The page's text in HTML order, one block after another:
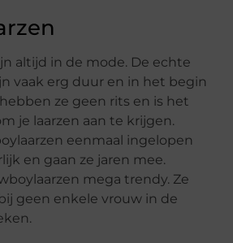
altijd in de mode. De echte
vaak erg duur en in het begin
ze geen rits en is het
je laarzen aan te krijgen.
eenmaal ingelopen
en gaan ze jaren mee.
mega trendy. Ze
geen enkele vrouw in de